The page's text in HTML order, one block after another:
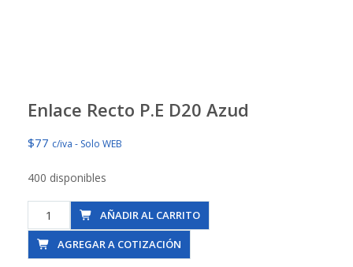
Enlace Recto P.E D20 Azud
$77 c/iva - Solo WEB
400 disponibles
Enlace
Recto
P.E
AÑADIR AL CARRITO
AGREGAR A COTIZACIÓN